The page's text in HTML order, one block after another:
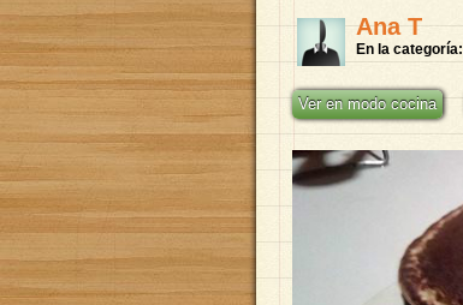
Ana T
En la categoría:
Ver en modo cocina